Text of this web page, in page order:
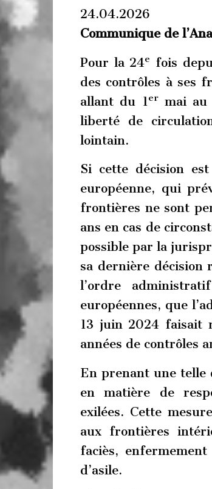
24.04.2026
Communique de
Pour la 24e
fois
des contrôles à ses
allant du 1 ermai au
liberté de
lointain.
Si cette décision
européenne, qui
frontières ne sont
ans en cas de
possible par la
sa dernière
l’ordre
européennes, que
13 juin 2024 faisait
années de contrôles
En prenant une telle
en matière de
exilées. Cette
aux frontières
faciès,
d’asile.